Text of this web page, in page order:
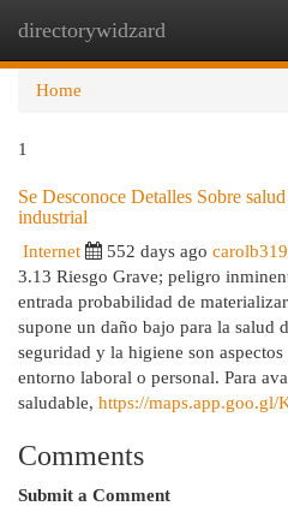
directorywidzard
Home
1
Se Desconoce Detalles Sobre
industrial
Internet 552 days ago
3.13 Riesgo Grave; peligro
entrada probabilidad de
supone un daño bajo para la salud
seguridad y la higiene son
entorno laboral o personal. Para
saludable, https://
Comments
Submit a Comment